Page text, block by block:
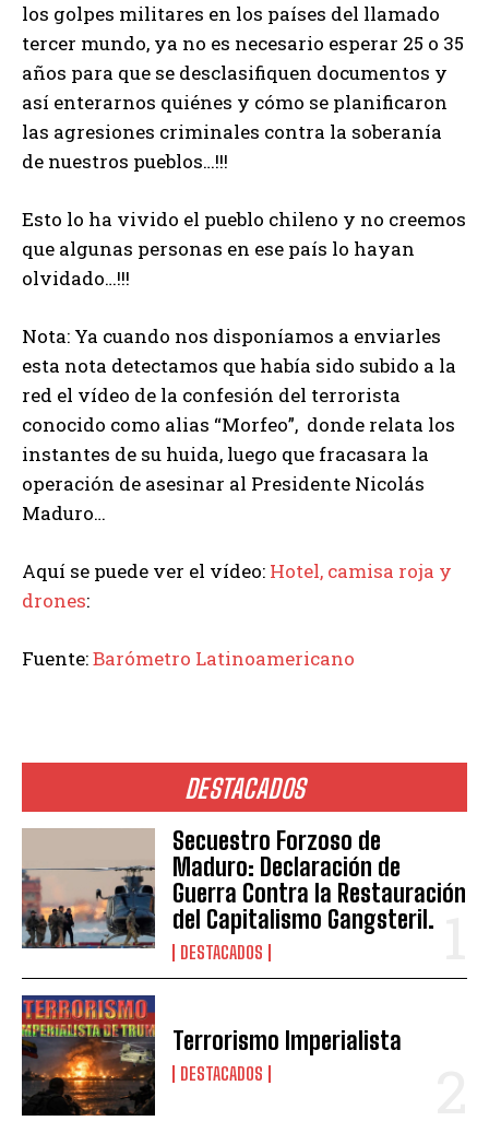
DESTACADOS
Secuestro Forzoso de
Maduro: Declaración de
Guerra Contra la Restauración
del Capitalismo Gangsteril.
DESTACADOS
Terrorismo Imperialista
DESTACADOS
los golpes militares en los países del llamado
tercer mundo, ya no es necesario esperar 25 o 35
años para que se desclasifiquen documentos y
así enterarnos quiénes y cómo se planificaron
las agresiones criminales contra la soberanía
de nuestros pueblos…!!!
Esto lo ha vivido el pueblo chileno y no creemos
que algunas personas en ese país lo hayan
olvidado…!!!
Nota: Ya cuando nos disponíamos a enviarles
esta nota detectamos que había sido subido a la
red el vídeo de la confesión del terrorista
conocido como alias “Morfeo”, donde relata los
instantes de su huida, luego que fracasara la
operación de asesinar al Presidente Nicolás
Maduro…
Aquí se puede ver el vídeo: Hotel, camisa roja y
drones:
Fuente:Barómetro Latinoamericano